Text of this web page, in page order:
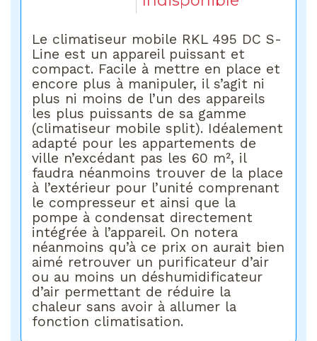
Le climatiseur mobile RKL 495 DC S-
Line est un appareil puissant et
compact. Facile à mettre en place et
encore plus à manipuler, il s’agit ni
plus ni moins de l’un des appareils
les plus puissants de sa gamme
(climatiseur mobile split). Idéalement
adapté pour les appartements de
ville n’excédant pas les 60 m², il
faudra néanmoins trouver de la place
à l’extérieur pour l’unité comprenant
le compresseur et ainsi que la
pompe à condensat directement
intégrée à l’appareil. On notera
néanmoins qu’à ce prix on aurait bien
aimé retrouver un purificateur d’air
ou au moins un déshumidificateur
d’air permettant de réduire la
chaleur sans avoir à allumer la
fonction climatisation.